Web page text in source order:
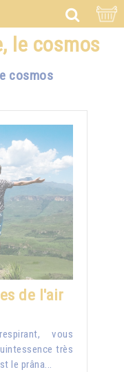
le cosmos
cosmos
de l'air
vous
très
le prâna...